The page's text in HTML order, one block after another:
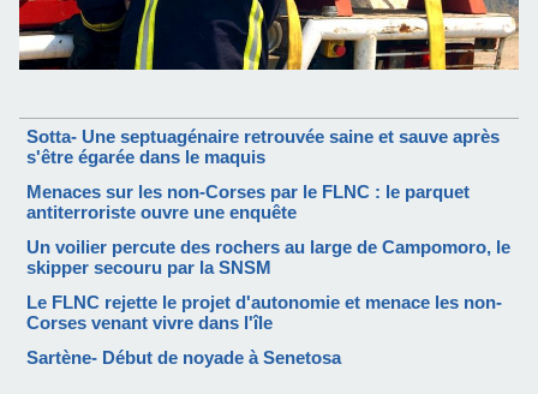
Sotta- Une septuagénaire retrouvée saine et sauve après
s'être égarée dans le maquis
Menaces sur les non-Corses par le FLNC : le parquet
antiterroriste ouvre une enquête
Un voilier percute des rochers au large de Campomoro, le
skipper secouru par la SNSM
Le FLNC rejette le projet d'autonomie et menace les non-
Corses venant vivre dans l'île
Sartène- Début de noyade à Senetosa